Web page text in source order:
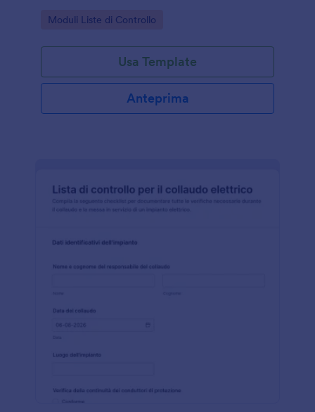
raccolta dati chiara e tracciabile.
Go to Category:
Moduli Liste di Controllo
Usa Template
Anteprima